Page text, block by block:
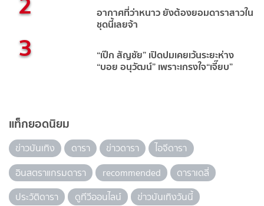
อากาศที่ว่าหนาว ยังต้องยอมดาราสาวใน
ชุดนี้เลยจ้า
3 “เป๊ก สัญชัย” เปิดปมเคยเว้นระยะห่าง
“บอย อนุวัฒน์” เพราะเกรงใจ“เจี๊ยบ”
แท็กยอดนิยม
ข่าวบันเทิง ดารา ข่าวดารา
ไอจีดารา
อินสตราแกรมดารา
recommended
ดาราเดลี่
ประวัติดารา
ดูทีวีออนไลน์ ข่าวบันเทิงวันนี้